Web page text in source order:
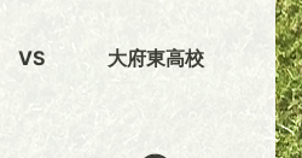
VS 大府東高校